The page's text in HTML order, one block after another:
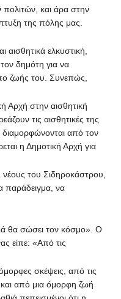
πολιτών, και άρα στην
της πόλης μας.
αισθητικά ελκυστική,
δημότη για να
ζωής του. Συνεπώς,
Αρχή στην αισθητική
τις αισθητικές της
διαμορφώνονται από τον
η Δημοτική Αρχή για
του Σιδηροκάστρου,
παράδειγμα, να
θα σώσει τον κόσμο». Ο
είπε: «Από τις
σκέψεις, από τις
από μια όμορφη ζωή